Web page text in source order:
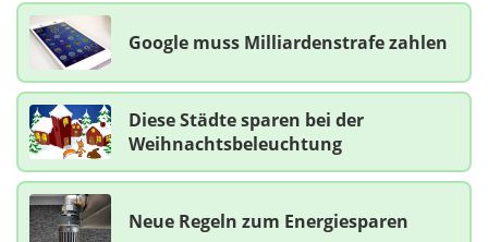
Google muss Milliardenstrafe zahlen
Diese Städte sparen bei der
Weihnachtsbeleuchtung
Neue Regeln zum Energiesparen